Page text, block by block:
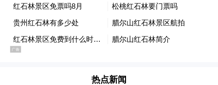
热点新闻